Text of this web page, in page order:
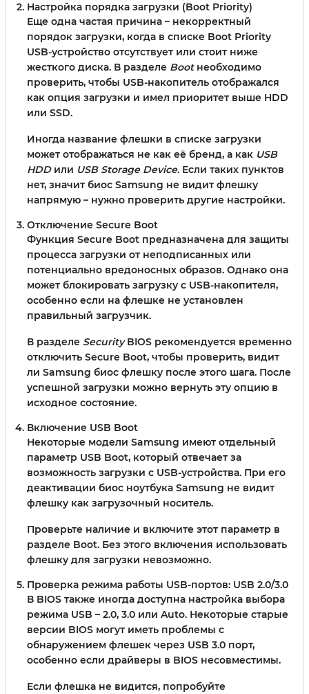
Настройка порядка загрузки (Boot Priority)
Еще одна частая причина – некорректный
порядок загрузки, когда в списке Boot Priority
USB-устройство отсутствует или стоит ниже
жесткого диска. В разделе Bootнеобходимо
проверить, чтобы USB-накопитель отображался
как опция загрузки и имел приоритет выше HDD
или SSD.
Иногда название флешки в списке загрузки
может отображаться не как её бренд, а как USB
HDDили USB Storage Device. Если таких пунктов
нет, значит биос Samsung не видит флешку
напрямую – нужно проверить другие настройки.
Отключение Secure Boot
Функция Secure Boot предназначена для защиты
процесса загрузки от неподписанных или
потенциально вредоносных образов. Однако она
может блокировать загрузку с USB-накопителя,
особенно если на флешке не установлен
правильный загрузчик.
В разделе SecurityBIOS рекомендуется временно
отключить Secure Boot, чтобы проверить, видит
ли Samsung биос флешку после этого шага. После
успешной загрузки можно вернуть эту опцию в
исходное состояние.
Включение USB Boot
Некоторые модели Samsung имеют отдельный
параметр USB Boot, который отвечает за
возможность загрузки с USB-устройства. При его
деактивации биос ноутбука Samsung не видит
флешку как загрузочный носитель.
Проверьте наличие и включите этот параметр в
разделе Boot. Без этого включения использовать
флешку для загрузки невозможно.
Проверка режима работы USB-портов: USB 2.0/3.0
В BIOS также иногда доступна настройка выбора
режима USB – 2.0, 3.0 или Auto. Некоторые старые
версии BIOS могут иметь проблемы с
обнаружением флешек через USB 3.0 порт,
особенно если драйверы в BIOS несовместимы.
Если флешка не видится, попробуйте